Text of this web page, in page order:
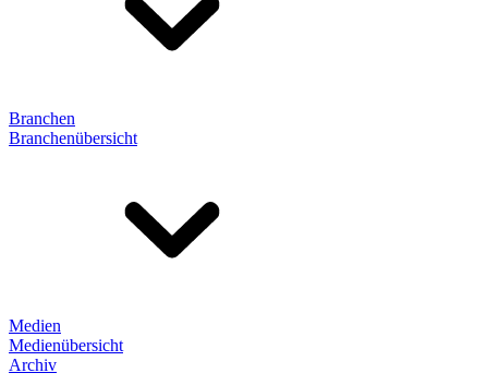
Branchen
Branchenübersicht
Medien
Medienübersicht
Archiv